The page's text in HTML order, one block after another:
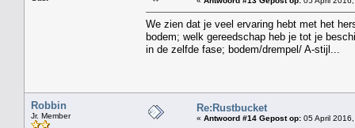
We zien dat je veel ervaring hebt met het
bodem; welk gereedschap heb je tot je
in de zelfde fase; bodem/drempel/ A-stijl...
Robbin
Jr. Member
Re:Rustbucket
« Antwoord #14 Gepost op: 05 April